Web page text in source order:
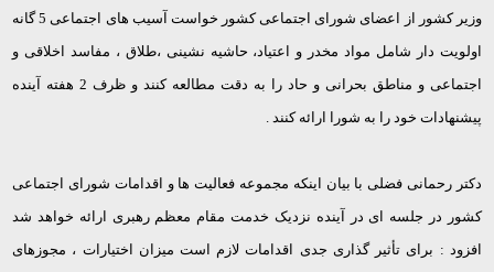
وزیر کشور از اعضای شورای اجتماعی کشور خواست آسیب های اجتماعی 5 گانه
اولویت دار شامل مواد مخدر و اعتیاد، حاشیه نشینی ،طلاق ، مفاسد اخلاقی و
اجتماعی و مناطق بحرانی و حاد را به دقت مطالعه کنند و ظرف 2 هفته آینده
پیشنهادات خود را به شورا ارائه کنند .
دکتر رحمانی فضلی با بیان اینکه مجموعه فعالیت ها و اقدامات شورای اجتماعی
کشور در جلسه ای در آینده نزدیک خدمت مقام معظم رهبری ارائه خواهد شد
افزود : برای تأثیر گذاری جدی اقدامات لازم است میزان اختیارات ، مجوزهای